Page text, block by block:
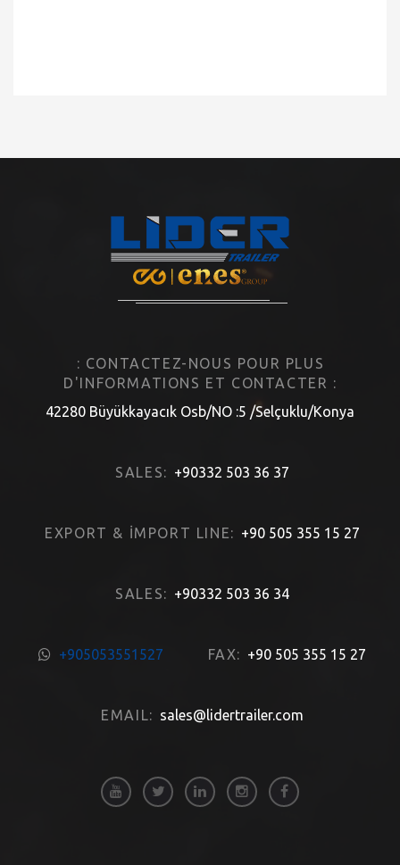
: CONTACTEZ-NOUS POUR PLUS
D'INFORMATIONS ET CONTACTER :
42280 Büyükkayacık Osb/NO :5 /Selçuklu/Konya
SALES: +90332 503 36 37
EXPORT & İMPORT LINE: +90 505 355 15 27
SALES: +90332 503 36 34
+905053551527 FAX: +90 505 355 15 27
EMAIL: sales@lidertrailer.com